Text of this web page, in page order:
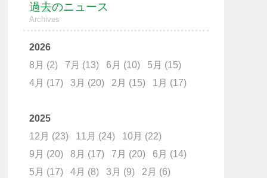
過去のニュース
Archives
2026
8月 (2) 7月 (13) 6月 (10) 5月 (15)
4月 (17) 3月 (20) 2月 (15) 1月 (17)
2025
12月 (23) 11月 (24) 10月 (22)
9月 (20) 8月 (17) 7月 (20) 6月 (14)
5月 (17) 4月 (8) 3月 (9) 2月 (6)